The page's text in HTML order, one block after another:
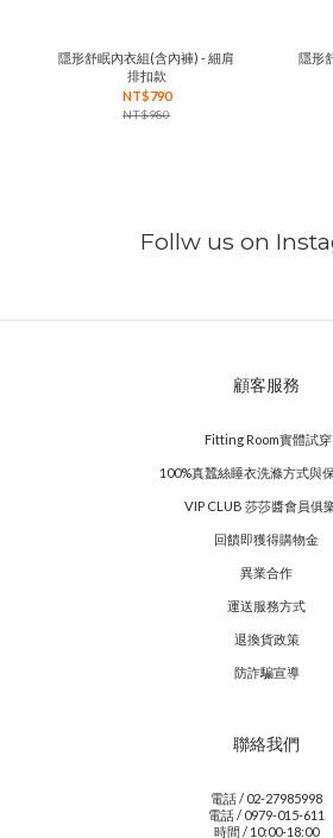
隱形舒眠內衣組(含內褲) - 細肩
排扣款
NT$790
NT$980
隱形
Follw us on
顧客服務
Fitting Room實體試穿
100%真蠶絲睡衣洗滌方式與
VIP CLUB 莎莎醬會員俱
回饋即獲得購物金
異業合作
運送服務方式
退換貨政策
防詐騙宣導
聯絡我們
電話 / 02-27985998
電話 / 0979-015-611
時間 / 10:00-18:00